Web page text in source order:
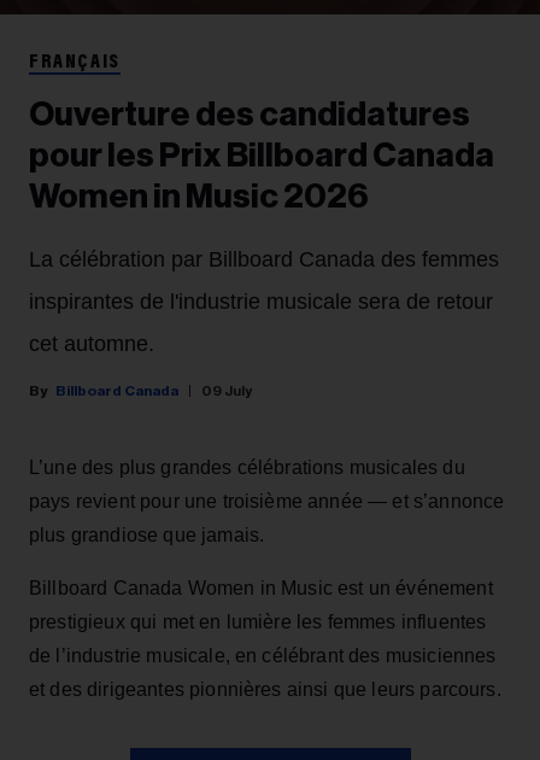
FRANÇAIS
Ouverture des candidatures
pour les Prix Billboard Canada
Women in Music 2026
La célébration par Billboard Canada des femmes
inspirantes de l'industrie musicale sera de retour
cet automne.
Billboard Canada 09 July
L’une des plus grandes célébrations musicales du
pays revient pour une troisième année — et s’annonce
plus grandiose que jamais.
Billboard Canada Women in Music est un événement
prestigieux qui met en lumière les femmes influentes
de l’industrie musicale, en célébrant des musiciennes
et des dirigeantes pionnières ainsi que leurs parcours.